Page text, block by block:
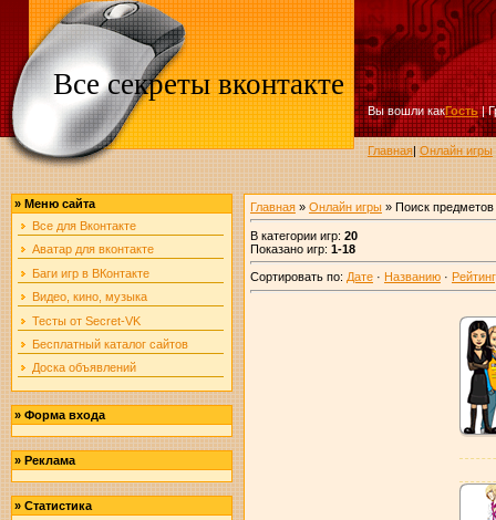
Все секреты вконтакте
Вы вошли какГость|
Главная|Онлайн игры
» Меню сайта
Все для Вконтакте
Аватар для вконтакте
Баги игр в ВКонтакте
Видео, кино, музыка
Тесты от Secret-VK
Бесплатный каталог сайтов
Доска объявлений
» Форма входа
» Реклама
» Статистика
Главная» Онлайн игры» Поиск предметов
В категории игр: 20
Показано игр: 1-18
Сортировать по: Дате· Названию·